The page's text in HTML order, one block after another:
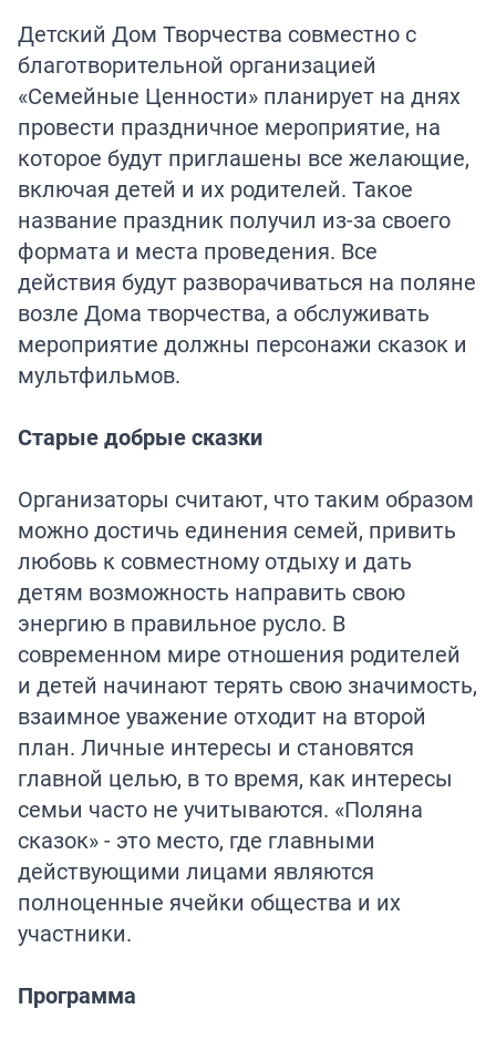
Детский Дом Творчества совместно с
благотворительной организацией
«Семейные Ценности» планирует на днях
провести праздничное мероприятие, на
которое будут приглашены все желающие,
включая детей и их родителей. Такое
название праздник получил из-за своего
формата и места проведения. Все
действия будут разворачиваться на поляне
возле Дома творчества, а обслуживать
мероприятие должны персонажи сказок и
мультфильмов.
Старые добрые сказки
Организаторы считают, что таким образом
можно достичь единения семей, привить
любовь к совместному отдыху и дать
детям возможность направить свою
энергию в правильное русло. В
современном мире отношения родителей
и детей начинают терять свою значимость,
взаимное уважение отходит на второй
план. Личные интересы и становятся
главной целью, в то время, как интересы
семьи часто не учитываются. «Поляна
сказок» - это место, где главными
действующими лицами являются
полноценные ячейки общества и их
участники.
Программа